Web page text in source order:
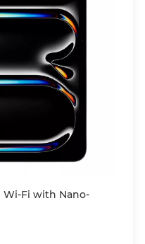
Wi-Fi with Nano-